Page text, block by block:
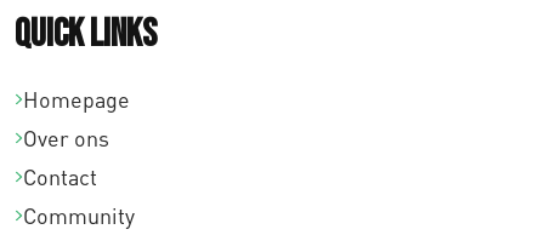
Quick links
Homepage
Over ons
Contact
Community